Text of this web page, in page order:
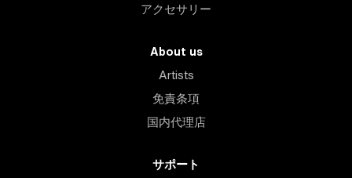
アクセサリー
About us
Artists
免責条項
国内代理店
サポート